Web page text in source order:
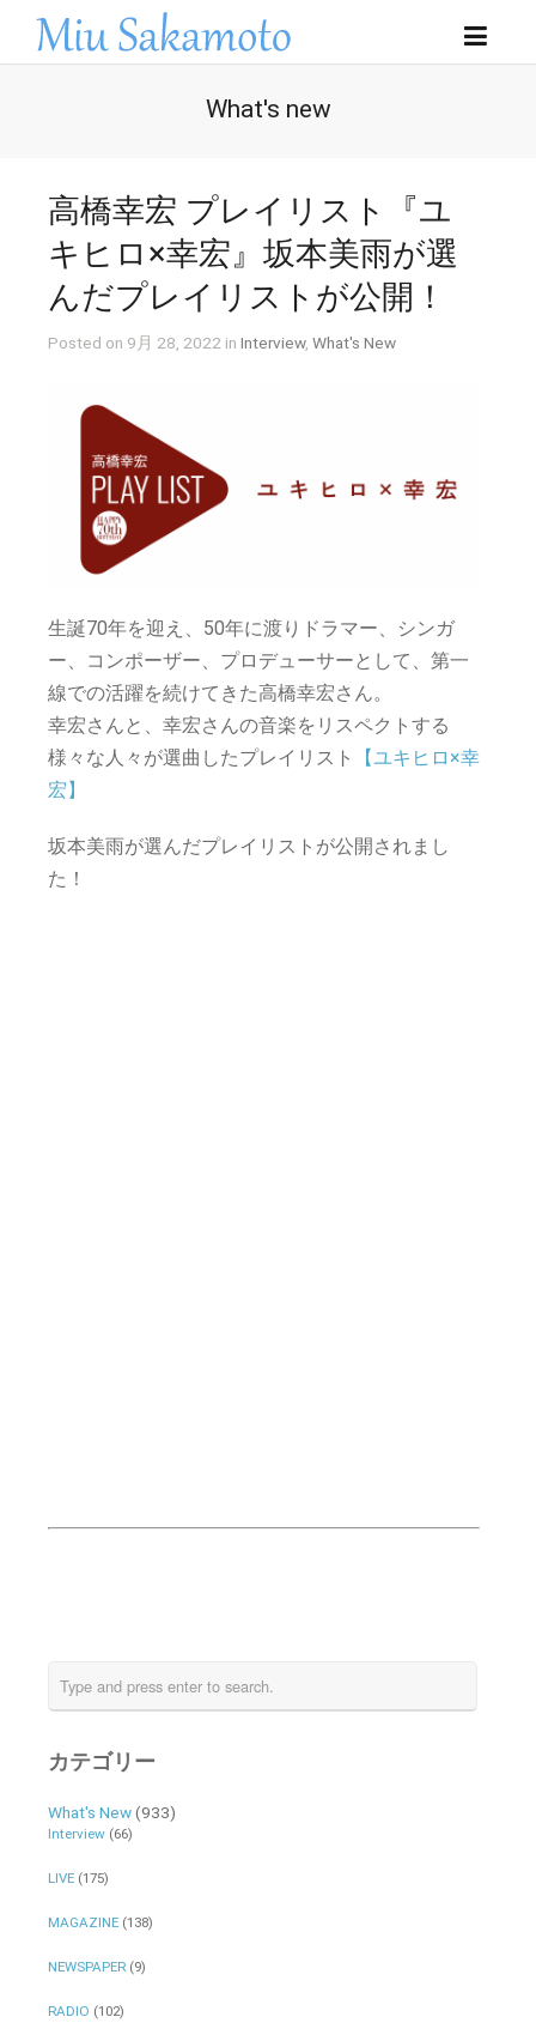
What's new
高橋幸宏 プレイリスト『ユ
キヒロ×幸宏』坂本美雨が選
んだプレイリストが公開！
Posted on 9月 28, 2022 in Interview, What's New
生誕70年を迎え、50年に渡りドラマー、シンガ
ー、コンポーザー、プロデューサーとして、第一
線での活躍を続けてきた高橋幸宏さん。
幸宏さんと、幸宏さんの音楽をリスペクトする
様々な人々が選曲したプレイリスト
【ユキヒロ×幸
宏】
坂本美雨が選んだプレイリストが公開されまし
た！
カテゴリー
What's New(933)
Interview(66)
LIVE(175)
MAGAZINE(138)
NEWSPAPER(9)
RADIO (102)